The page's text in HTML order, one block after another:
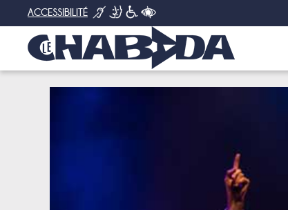
ACCESSIBILITÉ